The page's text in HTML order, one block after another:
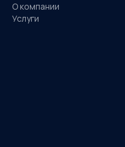
О компании
Услуги